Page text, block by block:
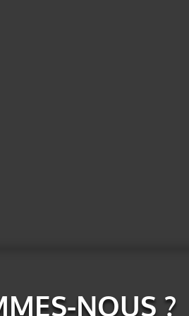
NOUS ?